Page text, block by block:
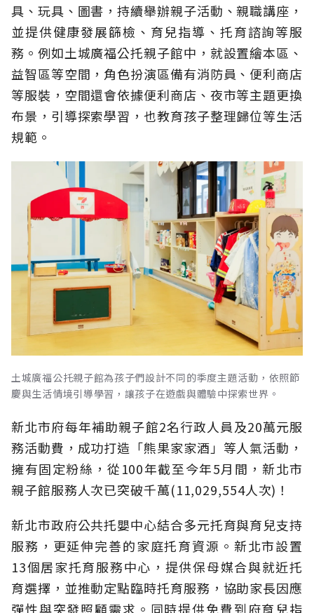
具、玩具、圖書，持續舉辦親子活動、親職講座，
並提供健康發展篩檢、育兒指導、托育諮詢等服
務。例如土城廣福公托親子館中，就設置繪本區、
益智區等空間，角色扮演區備有消防員、便利商店
等服裝，空間還會依據便利商店、夜市等主題更換
布景，引導探索學習，也教育孩子整理歸位等生活
規範。
土城廣福公托親子館為孩子們設計不同的季度主題活動，依照節
慶與生活情境引導學習，讓孩子在遊戲與體驗中探索世界。
新北市府每年補助親子館2名行政人員及20萬元服
務活動費，成功打造「熊果家家酒」等人氣活動，
擁有固定粉絲，從100年截至今年5月間，新北市
親子館服務人次已突破千萬(11,029,554人次)！
新北市政府公共托嬰中心結合多元托育與育兒支持
服務，更延伸完善的家庭托育資源。新北市設置
13個居家托育服務中心，提供保母媒合與就近托
育選擇，並推動定點臨時托育服務，協助家長因應
彈性與突發照顧需求。同時提供免費到府育兒指